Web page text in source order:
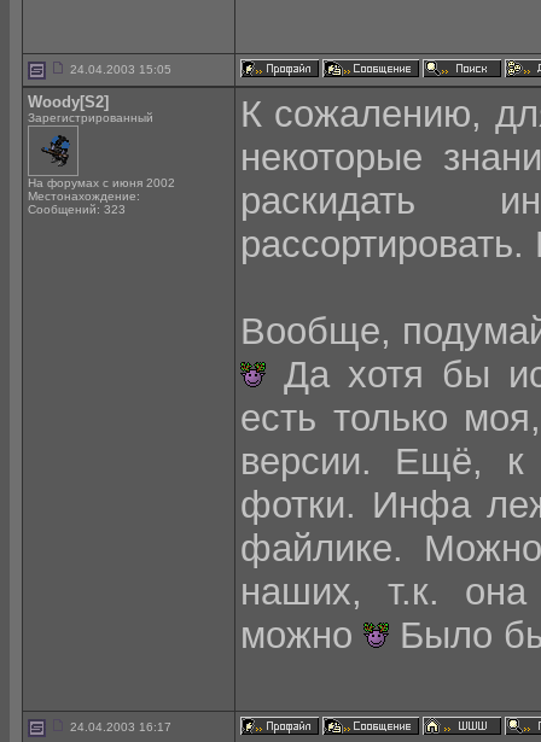
24.04.2003 15:05
Woody[S2]
Зарегистрированный
На форумах с июня 2002
Местонахождение:
Сообщений: 323
К сожалению,
некоторые
раскидать
Вообще,
Да хотя бы
есть только
версии. Ещё, к
фотки. Инфа
файлике.
наших, т.к.
можно
Было
24.04.2003 16:17